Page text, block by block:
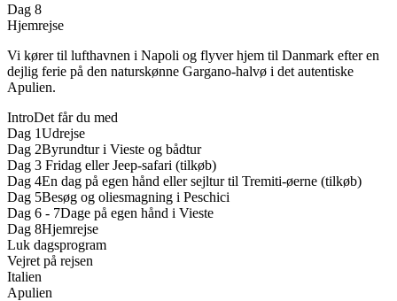
Dag 8
Hjemrejse
Vi kører til lufthavnen i Napoli og flyver hjem til Danmark efter en
dejlig ferie på den naturskønne Gargano-halvø i det autentiske
Apulien.
IntroDet får du med
Dag 1Udrejse
Dag 2Byrundtur i Vieste og bådtur
Dag 3 Fridag eller Jeep-safari (tilkøb)
Dag 4En dag på egen hånd eller sejltur til Tremiti-øerne (tilkøb)
Dag 5Besøg og oliesmagning i Peschici
Dag 6 - 7Dage på egen hånd i Vieste
Dag 8Hjemrejse
Luk dagsprogram
Vejret på rejsen
Italien
Apulien